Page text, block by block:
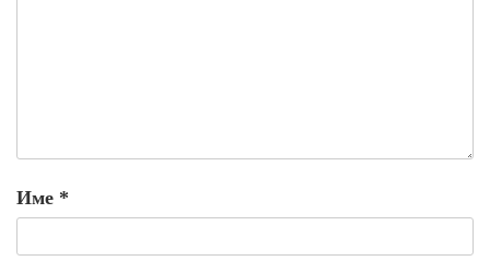
Име *